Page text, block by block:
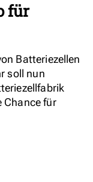
für
Batteriezellen
soll nun
Chance für